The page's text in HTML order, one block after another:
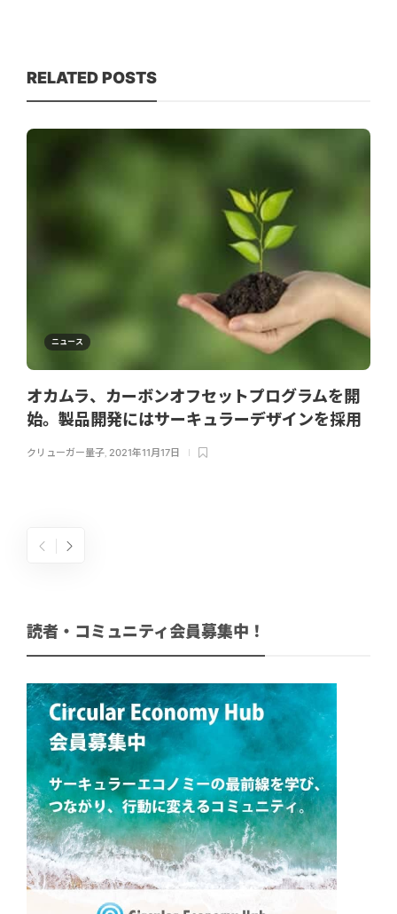
RELATED POSTS
ニュース
オカムラ、カーボンオフセットプログラムを開
始。製品開発にはサーキュラーデザインを採用
クリューガー量子 2021年11月17日
読者・コミュニティ会員募集中！